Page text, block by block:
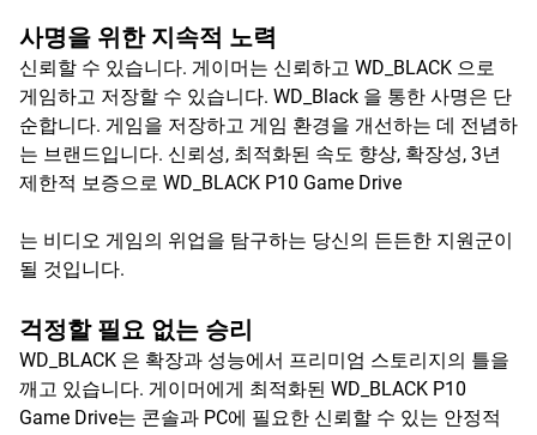
사명을 위한 지속적 노력
신뢰할 수 있습니다. 게이머는 신뢰하고 WD_BLACK 으로
게임하고 저장할 수 있습니다. WD_Black 을 통한 사명은 단
순합니다. 게임을 저장하고 게임 환경을 개선하는 데 전념하
는 브랜드입니다. 신뢰성, 최적화된 속도 향상, 확장성, 3년
제한적 보증으로 WD_BLACK P10 Game Drive
는 비디오 게임의 위업을 탐구하는 당신의 든든한 지원군이
될 것입니다.
걱정할 필요 없는 승리
WD_BLACK 은 확장과 성능에서 프리미엄 스토리지의 틀을
깨고 있습니다. 게이머에게 최적화된 WD_BLACK P10
Game Drive는 콘솔과 PC에 필요한 신뢰할 수 있는 안정적